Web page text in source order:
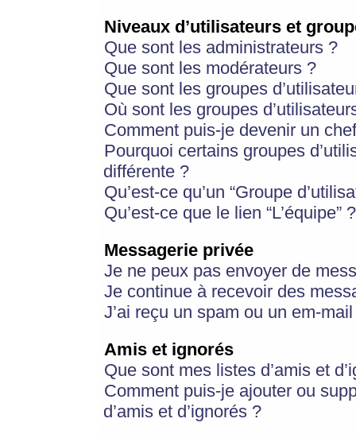
Niveaux d’utilisateurs et
Que sont les administrateurs ?
Que sont les modérateurs ?
Que sont les groupes
Où sont les groupes
Comment puis-je devenir un
Pourquoi certains groupes
différente ?
Qu’est-ce qu’un “Groupe
Qu’est-ce que le lien “L’équipe” ?
Messagerie privée
Je ne peux pas envoyer de
Je continue à recevoir des
J’ai reçu un spam ou un em-
Amis et ignorés
Que sont mes listes d’amis et
Comment puis-je ajouter ou
d’amis et d’ignorés ?